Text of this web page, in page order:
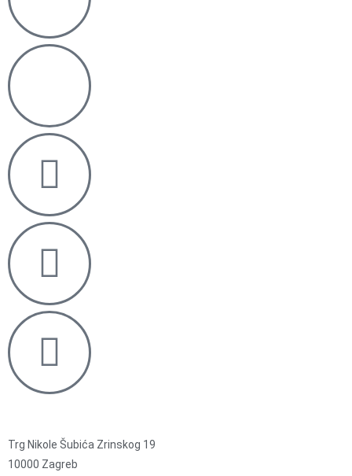
Trg Nikole Šubića Zrinskog 19
10000 Zagreb